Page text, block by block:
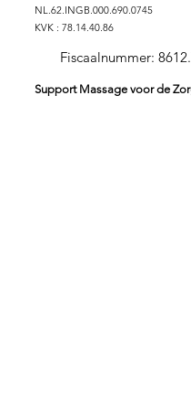
NL.62.INGB.000.690.0745
KVK : 78.14.40.86
Fiscaalnummer:
Support Massage voor de